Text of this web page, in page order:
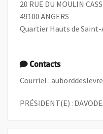
20 RUE DU MOULIN
49100 ANGERS
Quartier Hauts de Saint-
Contacts
Courriel :
PRÉSIDENT(E) :